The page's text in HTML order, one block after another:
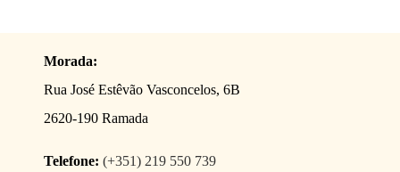
Morada:
Rua José Estêvão Vasconcelos, 6B
2620-190 Ramada
Telefone: (+351) 219 550 739